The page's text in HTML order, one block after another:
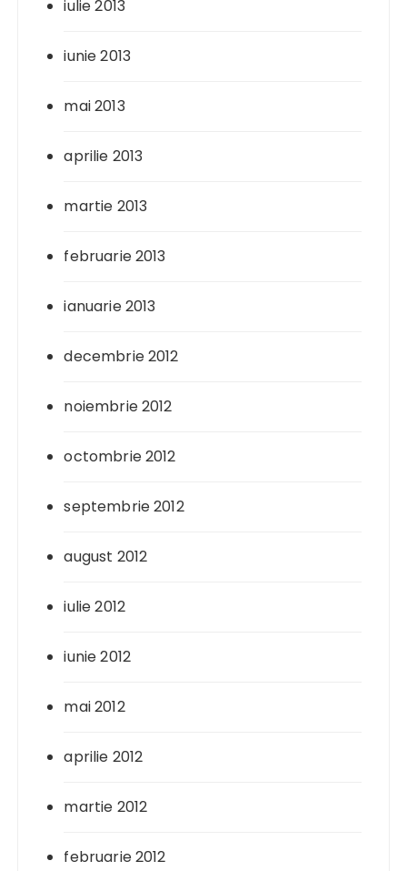
iulie 2013
iunie 2013
mai 2013
aprilie 2013
martie 2013
februarie 2013
ianuarie 2013
decembrie 2012
noiembrie 2012
octombrie 2012
septembrie 2012
august 2012
iulie 2012
iunie 2012
mai 2012
aprilie 2012
martie 2012
februarie 2012